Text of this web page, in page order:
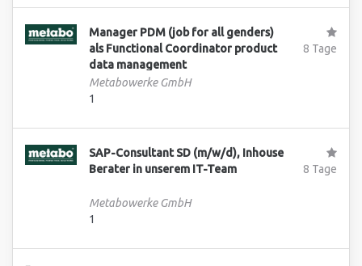
Manager PDM (job for all genders)
als Functional Coordinator product
data management
Metabowerke GmbH
1
8 Tage
SAP-Consultant SD (m/w/d), Inhouse
Berater in unserem IT-Team
Metabowerke GmbH
1
8 Tage